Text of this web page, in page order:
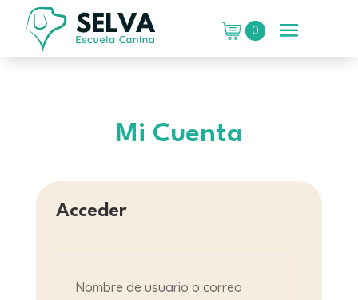
0
Mi Cuenta
Acceder
Nombre de usuario o correo